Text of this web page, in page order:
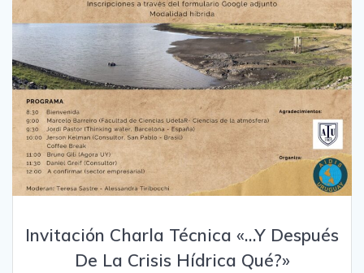
Invitación Charla Técnica «…Y Después
De La Crisis Hídrica Qué?»